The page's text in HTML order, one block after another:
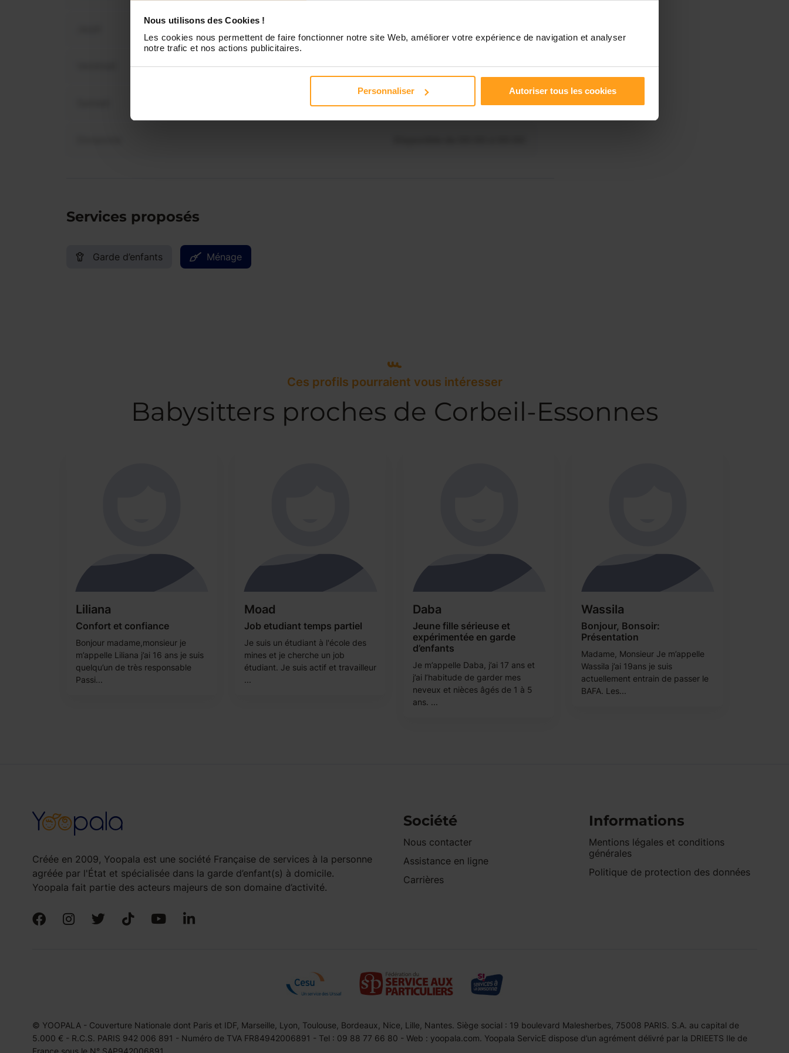
Nous utilisons des Cookies !
Les cookies nous permettent de faire fonctionner notre site Web, améliorer votre expérience de navigation et analyser
notre trafic et nos actions publicitaires.
Personnaliser Autoriser tous les cookies
Disponible de 00:00 à 00:00
Disponible de 00:00 à 00:00
Contactez-nous
Services proposés
Garde d’enfants Ménage
Ces profils pourraient vous intéresser
Babysitters proches de Corbeil-Essonnes
Liliana
Confort et confiance
Bonjour madame,monsieur je
m’appelle Liliana j’ai 16 ans je suis
quelqu’un de très responsable
Passi...
Moad
Job etudiant temps partiel
Je suis un étudiant à l'école des
mines et je cherche un job
étudiant. Je suis actif et travailleur
...
Daba
Jeune fille sérieuse et
expérimentée en garde
d’enfants
Je m’appelle Daba, j’ai 17 ans et
j’ai l’habitude de garder mes
neveux et nièces âgés de 1 à 5
ans. ...
Wassila
Bonjour, Bonsoir:
Présentation
Madame, Monsieur Je m’appelle
Wassila j’ai 19ans je suis
actuellement entrain de passer le
BAFA. Les...
Créée en 2009, Yoopala est une société Française de services à la personne
agréée par l'État et spécialisée dans la garde d’enfant(s) à domicile.
Yoopala fait partie des acteurs majeurs de son domaine d’activité.
Société
Nous contacter
Assistance en ligne
Carrières
Informations
Mentions légales et conditions
générales
Politique de protection des données
© YOOPALA - Couverture Nationale dont Paris et IDF, Marseille, Lyon, Toulouse, Bordeaux, Nice, Lille, Nantes. Siège social : 19 boulevard Malesherbes, 75008 PARIS. S.A. au capital de
5.000 € - R.C.S. PARIS 942 006 891 - Numéro de TVA FR84942006891 - Tel : 09 88 77 66 80 - Web : yoopala.com. Yoopala ServicE dispose d’un agrément délivré par la DRIEETS Ile de
France sous le N° SAP942006891.